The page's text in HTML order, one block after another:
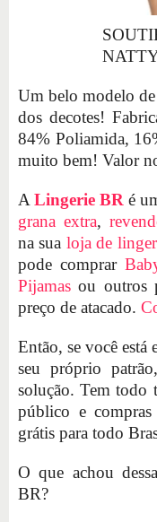
Um belo modelo de
dos decotes!
84% Poliamida,
muito bem! Valor
A Lingerie BR é
grana extra,
na sua loja de
pode comprar
Pijamas ou outros
preço de atacado.
Então, se você está
seu próprio
solução. Tem todo
público e
grátis para todo
O que achou
BR?